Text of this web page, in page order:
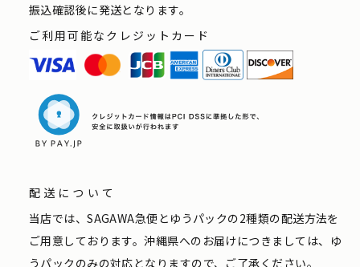
振込確認後に発送となります。
ご利用可能なクレジットカード
配送について
当店では、SAGAWA急便とゆうパックの2種類の配送方法を
ご用意しております。沖縄県へのお届けにつきましては、ゆ
うパックのみの対応となりますので、ご了承ください。